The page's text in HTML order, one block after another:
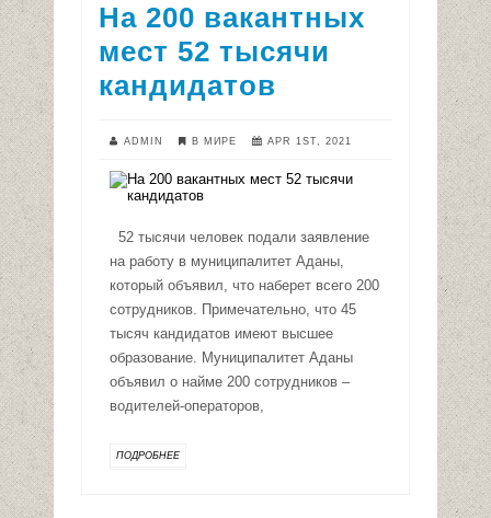
На 200 вакантных
мест 52 тысячи
кандидатов
ADMIN В МИРЕ APR 1ST, 2021
52 тысячи человек подали заявление
на работу в муниципалитет Аданы,
который объявил, что наберет всего 200
сотрудников. Примечательно, что 45
тысяч кандидатов имеют высшее
образование. Муниципалитет Аданы
объявил о найме 200 сотрудников –
водителей-операторов,
ПОДРОБНЕЕ